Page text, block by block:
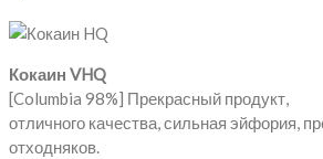
Кокаин VHQ
[Columbia 98%] Прекрасный продукт,
отличного качества, сильная эйфория,
отходняков.